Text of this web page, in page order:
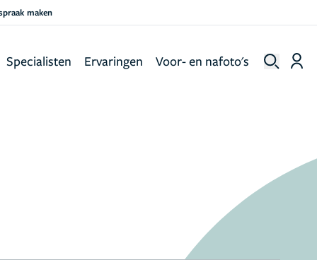
maken
Specialisten Ervaringen Voor- en nafoto's